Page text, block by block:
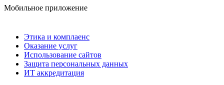
Мобильное приложение
Этика и комплаенс
Оказание услуг
Использование сайтов
Защита персональных данных
ИТ аккредитация